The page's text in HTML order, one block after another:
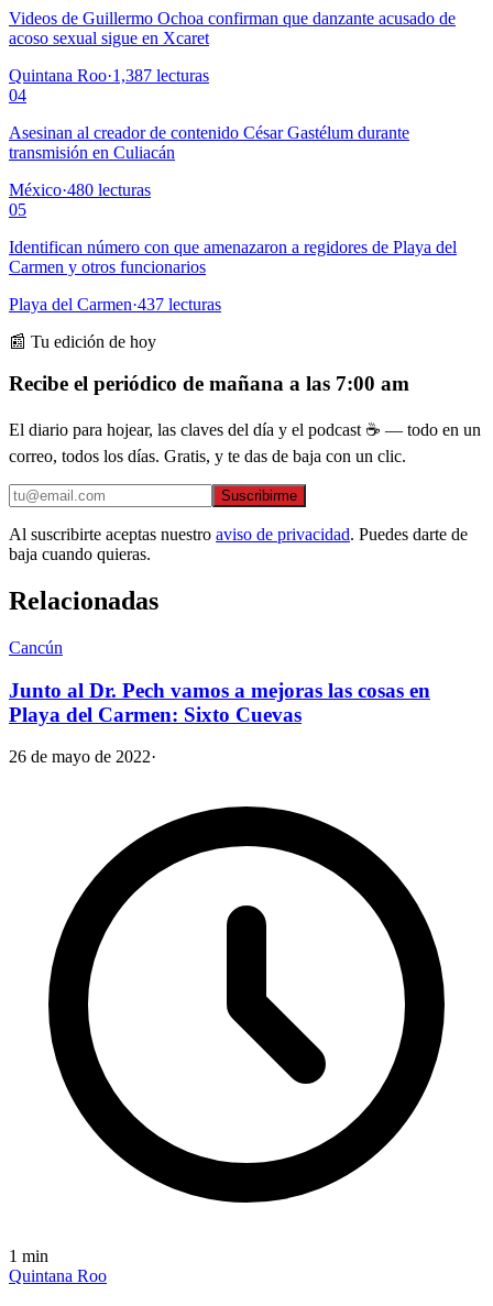
Videos de Guillermo Ochoa confirman que danzante acusado de
acoso sexual sigue en Xcaret
Quintana Roo·1,387 lecturas
04
Asesinan al creador de contenido César Gastélum durante
transmisión en Culiacán
México·480 lecturas
05
Identifican número con que amenazaron a regidores de Playa del
Carmen y otros funcionarios
Playa del Carmen·437 lecturas
📰 Tu edición de hoy
Recibe el periódico de mañana a las 7:00 am
El diario para hojear, las claves del día y el podcast ☕ — todo en un
correo, todos los días. Gratis, y te das de baja con un clic.
Suscribirme
Al suscribirte aceptas nuestro aviso de privacidad. Puedes darte de
baja cuando quieras.
Relacionadas
Cancún
Junto al Dr. Pech vamos a mejoras las cosas en
Playa del Carmen: Sixto Cuevas
26 de mayo de 2022·
1 min
Quintana Roo